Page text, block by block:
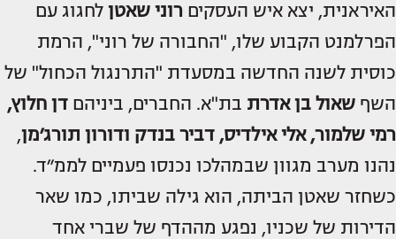
האיראנית, יצא איש העסקים רוני שאטן לחגוג עם
הפרלמנט הקבוע שלו, "החבורה של רוני", הרמת
כוסית לשנה החדשה במסעדת "התרנגול הכחול" של
השף שאול בן אדרת בת"א. החברים, ביניהם דן חלוץ,
רמי שלמור, אלי אילדיס, דביר בנדק ודורון תורג׳מן,
נהנו מערב מגוון שבמהלכו נכנסו פעמיים לממ״ד.
כשחזר שאטן הביתה, הוא גילה שביתו, כמו שאר
הדירות של שכניו, נפגע מההדף של שברי אחד